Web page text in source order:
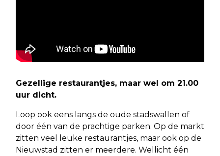
Gezellige restaurantjes, maar wel om 21.00
uur dicht.
Loop ook eens langs de oude stadswallen of
door één van de prachtige parken. Op de markt
zitten veel leuke restaurantjes, maar ook op de
Nieuwstad zitten er meerdere. Wellicht één